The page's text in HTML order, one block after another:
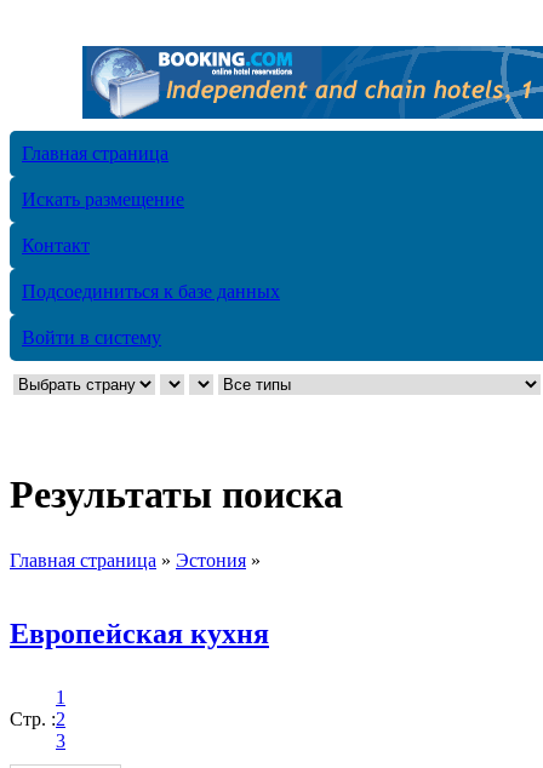
Главная страница
Искать размещение
Контакт
Подсоединиться к базе данных
Войти в систему
Результаты поиска
Главная страница » Эстония »
Европейская кухня
Стр. :
1
2
3